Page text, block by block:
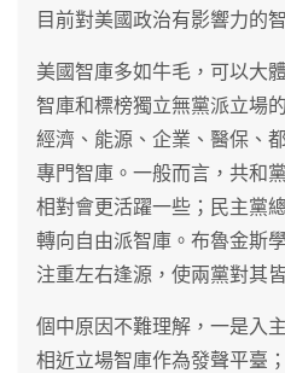
目前對美國政治有影響力的
美國智庫多如牛毛，可以大
智庫和標榜獨立無黨派立場
經濟、能源、企業、醫保、
專門智庫。一般而言，共和
相對會更活躍一些；民主黨
轉向自由派智庫。布魯金斯
注重左右逢源，使兩黨對其
個中原因不難理解，一是入
相近立場智庫作為發聲平臺